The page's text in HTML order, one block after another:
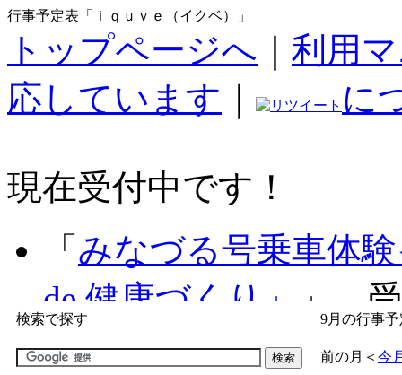
行事予定表「ｉｑｕｖｅ（イクベ）」
トップページへ
利用
応しています
に
現在受付中です！
「 みなづる号乗車体
de 健康づくり」
」 受
「子育て交流広場「
検索で探す 9月の行事予
前の月 ＜ 今